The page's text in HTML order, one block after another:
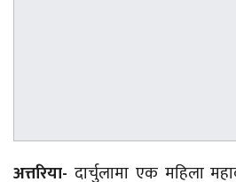
अत्तरिया- दार्चुलामा एक महिला